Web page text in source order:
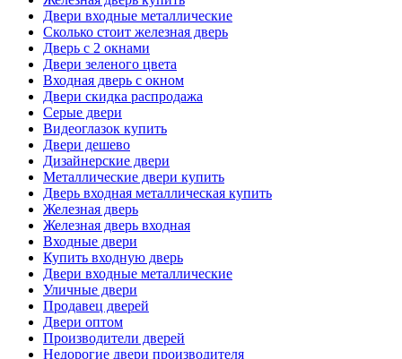
Двери входные металлические
Сколько стоит железная дверь
Дверь с 2 окнами
Двери зеленого цвета
Входная дверь с окном
Двери скидка распродажа
Серые двери
Видеоглазок купить
Двери дешево
Дизайнерские двери
Металлические двери купить
Дверь входная металлическая купить
Железная дверь
Железная дверь входная
Входные двери
Купить входную дверь
Двери входные металлические
Уличные двери
Продавец дверей
Двери оптом
Производители дверей
Недорогие двери производителя